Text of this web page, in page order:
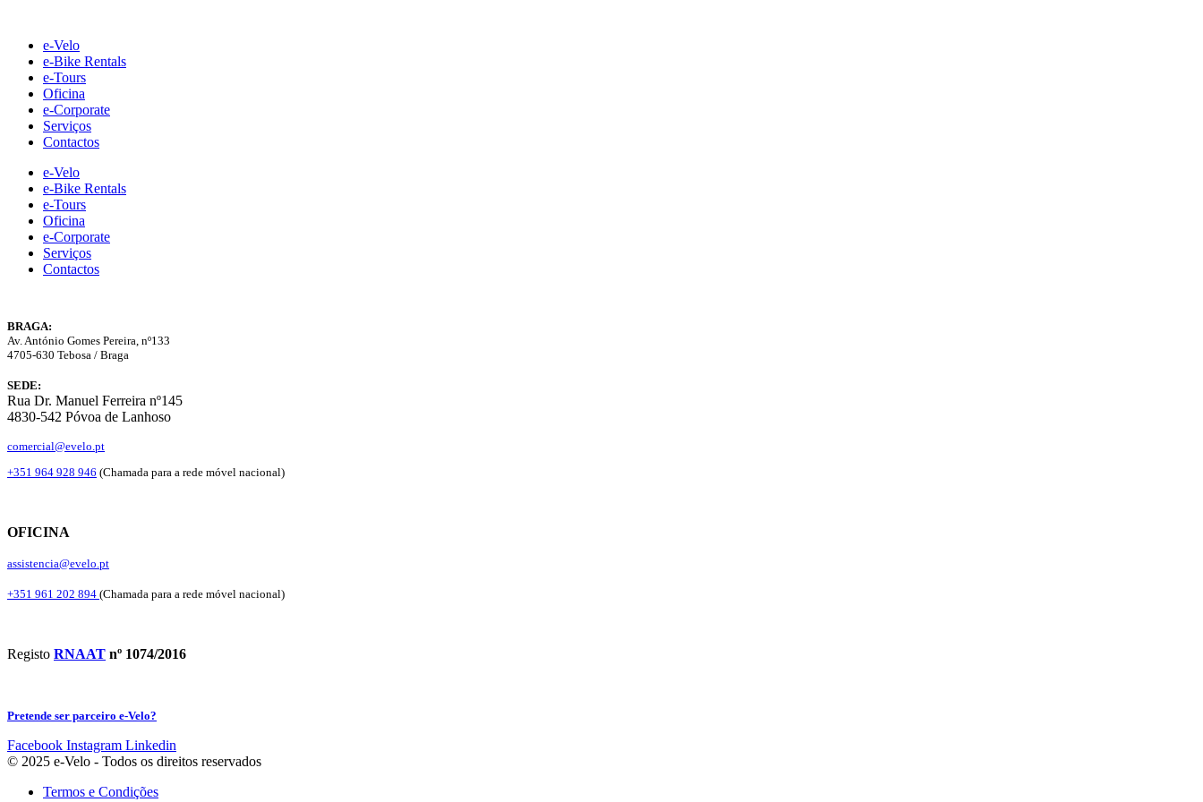
contente-Velo
e-Bike Rentals
e-Tours
Oficina
e-Corporate
Serviços
Contactos
e-Velo
e-Bike Rentals
e-Tours
Oficina
e-Corporate
Serviços
Contactos
BRAGA:
Av. António Gomes Pereira, nº133
4705-630 Tebosa / Braga
SEDE:
Rua Dr. Manuel Ferreira nº145
4830-542 Póvoa de Lanhoso
comercial@evelo.pt
+351 964 928 946 (Chamada para a rede móvel nacional)
OFICINA
assistencia@evelo.pt
+351 961 202 894 (Chamada para a rede móvel nacional)
Registo RNAAT nº 1074/2016
Pretende ser parceiro e-Velo?
Facebook Instagram Linkedin
© 2025 e-Velo - Todos os direitos reservados
Termos e Condições